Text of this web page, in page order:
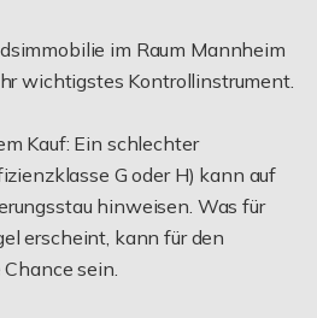
im Raum Mannheim
wichtigstes Kontrollinstrument.
Kauf: Ein schlechter
G oder H) kann auf
hinweisen. Was für
erscheint, kann für den
sein.